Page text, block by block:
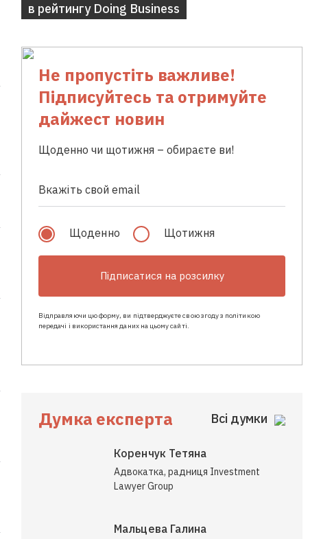
в рейтингу Doing Business
Не пропустіть важливе!
Підписуйтесь та отримуйте
дайжест новин
Щоденно чи щотижня – обираєте ви!
Щоденно Щотижня
Підписатися на розсилку
Відправляючи цю форму, ви підтверджуєте свою згоду з політикою
передачі і використання даних на цьому сайті.
Думка експерта Всі думки
Коренчук Тетяна
Адвокатка, радниця Investment
Lawyer Group
Мальцева Галина